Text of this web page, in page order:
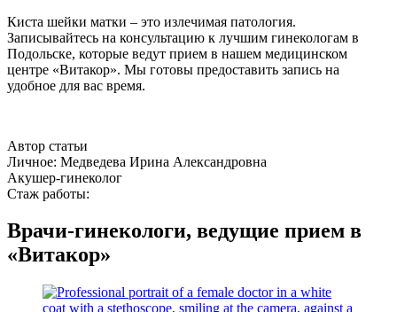
Киста шейки матки – это излечимая патология.
Записывайтесь на консультацию к лучшим гинекологам в
Подольске, которые ведут прием в нашем медицинском
центре «Витакор». Мы готовы предоставить запись на
удобное для вас время.
Автор статьи
Личное: Медведева Ирина Александровна
Акушер-гинеколог
Стаж работы:
Врачи-гинекологи, ведущие прием в
«Витакор»